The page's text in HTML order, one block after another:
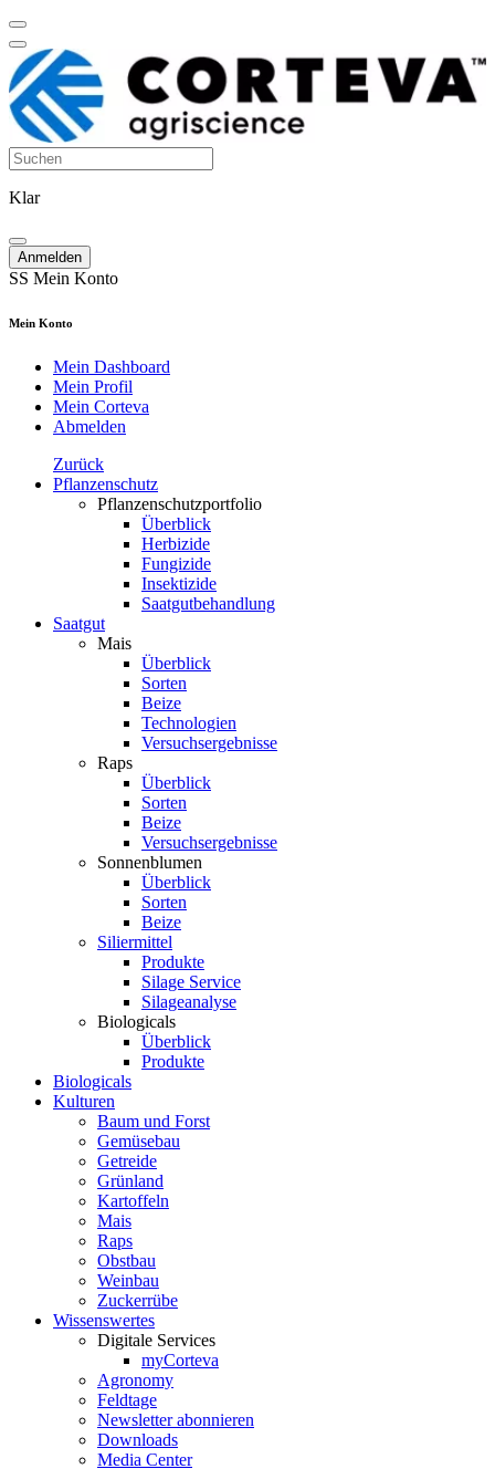
Klar
Anmelden
SS Mein Konto
Mein Konto
Mein Dashboard
Mein Profil
Mein Corteva
Abmelden
Zurück
Pflanzenschutz
Pflanzenschutzportfolio
Überblick
Herbizide
Fungizide
Insektizide
Saatgutbehandlung
Saatgut
Mais
Überblick
Sorten
Beize
Technologien
Versuchsergebnisse
Raps
Überblick
Sorten
Beize
Versuchsergebnisse
Sonnenblumen
Überblick
Sorten
Beize
Siliermittel
Produkte
Silage Service
Silageanalyse
Biologicals
Überblick
Produkte
Biologicals
Kulturen
Baum und Forst
Gemüsebau
Getreide
Grünland
Kartoffeln
Mais
Raps
Obstbau
Weinbau
Zuckerrübe
Wissenswertes
Digitale Services
myCorteva
Agronomy
Feldtage
Newsletter abonnieren
Downloads
Media Center